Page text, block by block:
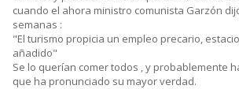
cuando el ahora ministro comunista Garzón
semanas :
"El turismo propicia un empleo precario,
añadido"
Se lo querían comer todos , y probablemente
que ha pronunciado su mayor verdad.